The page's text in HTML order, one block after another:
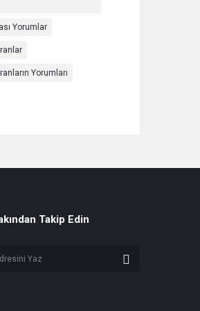
Yorumlar
Yorumları
Takip Edin